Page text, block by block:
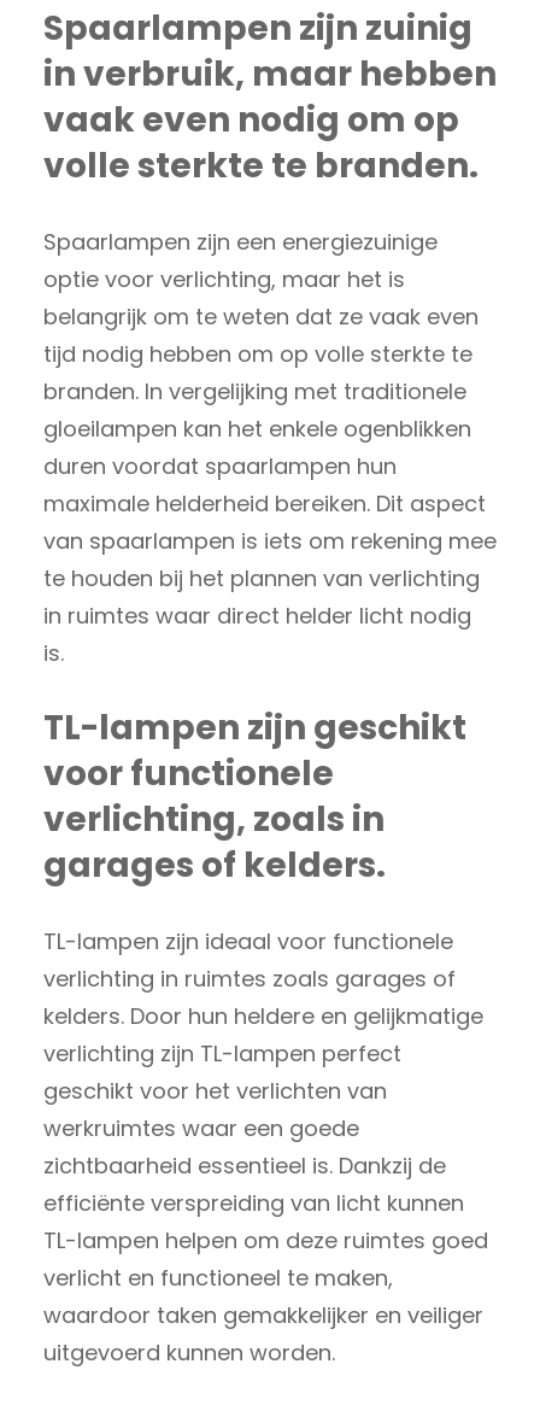
Spaarlampen zijn zuinig
in verbruik, maar hebben
vaak even nodig om op
volle sterkte te branden.
Spaarlampen zijn een energiezuinige
optie voor verlichting, maar het is
belangrijk om te weten dat ze vaak even
tijd nodig hebben om op volle sterkte te
branden. In vergelijking met traditionele
gloeilampen kan het enkele ogenblikken
duren voordat spaarlampen hun
maximale helderheid bereiken. Dit aspect
van spaarlampen is iets om rekening mee
te houden bij het plannen van verlichting
in ruimtes waar direct helder licht nodig
is.
TL-lampen zijn geschikt
voor functionele
verlichting, zoals in
garages of kelders.
TL-lampen zijn ideaal voor functionele
verlichting in ruimtes zoals garages of
kelders. Door hun heldere en gelijkmatige
verlichting zijn TL-lampen perfect
geschikt voor het verlichten van
werkruimtes waar een goede
zichtbaarheid essentieel is. Dankzij de
efficiënte verspreiding van licht kunnen
TL-lampen helpen om deze ruimtes goed
verlicht en functioneel te maken,
waardoor taken gemakkelijker en veiliger
uitgevoerd kunnen worden.